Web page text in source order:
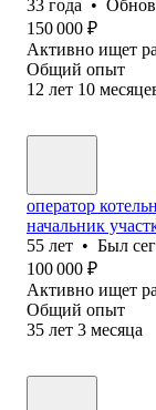
33 года •
150 000 ₽
Активно ищет
Общий опыт
12 лет 10
оператор
начальник
55 лет • Был
100 000 ₽
Активно ищет
Общий опыт
35 лет 3 месяца